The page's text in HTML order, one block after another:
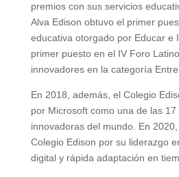
premios con sus servicios
Alva Edison obtuvo el primer
educativa otorgado por Educar e
primer puesto en el IV Foro
innovadores en la categoría Entre
En 2018, además, el Colegio
por Microsoft como una de las
innovadoras del mundo. En
Colegio Edison por su liderazgo
digital y rápida adaptación en